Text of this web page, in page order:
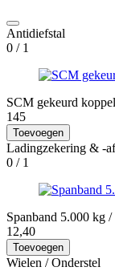
Antidiefstal
0 / 1
SCM gekeurd
145
Toevoegen
Ladingzekering & -
0 / 1
Spanband 5.000 kg /
12,40
Toevoegen
Wielen / Onderstel